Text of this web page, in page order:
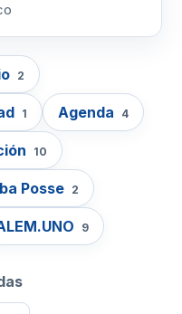
2
1 Agenda 4
10
Posse 2
9